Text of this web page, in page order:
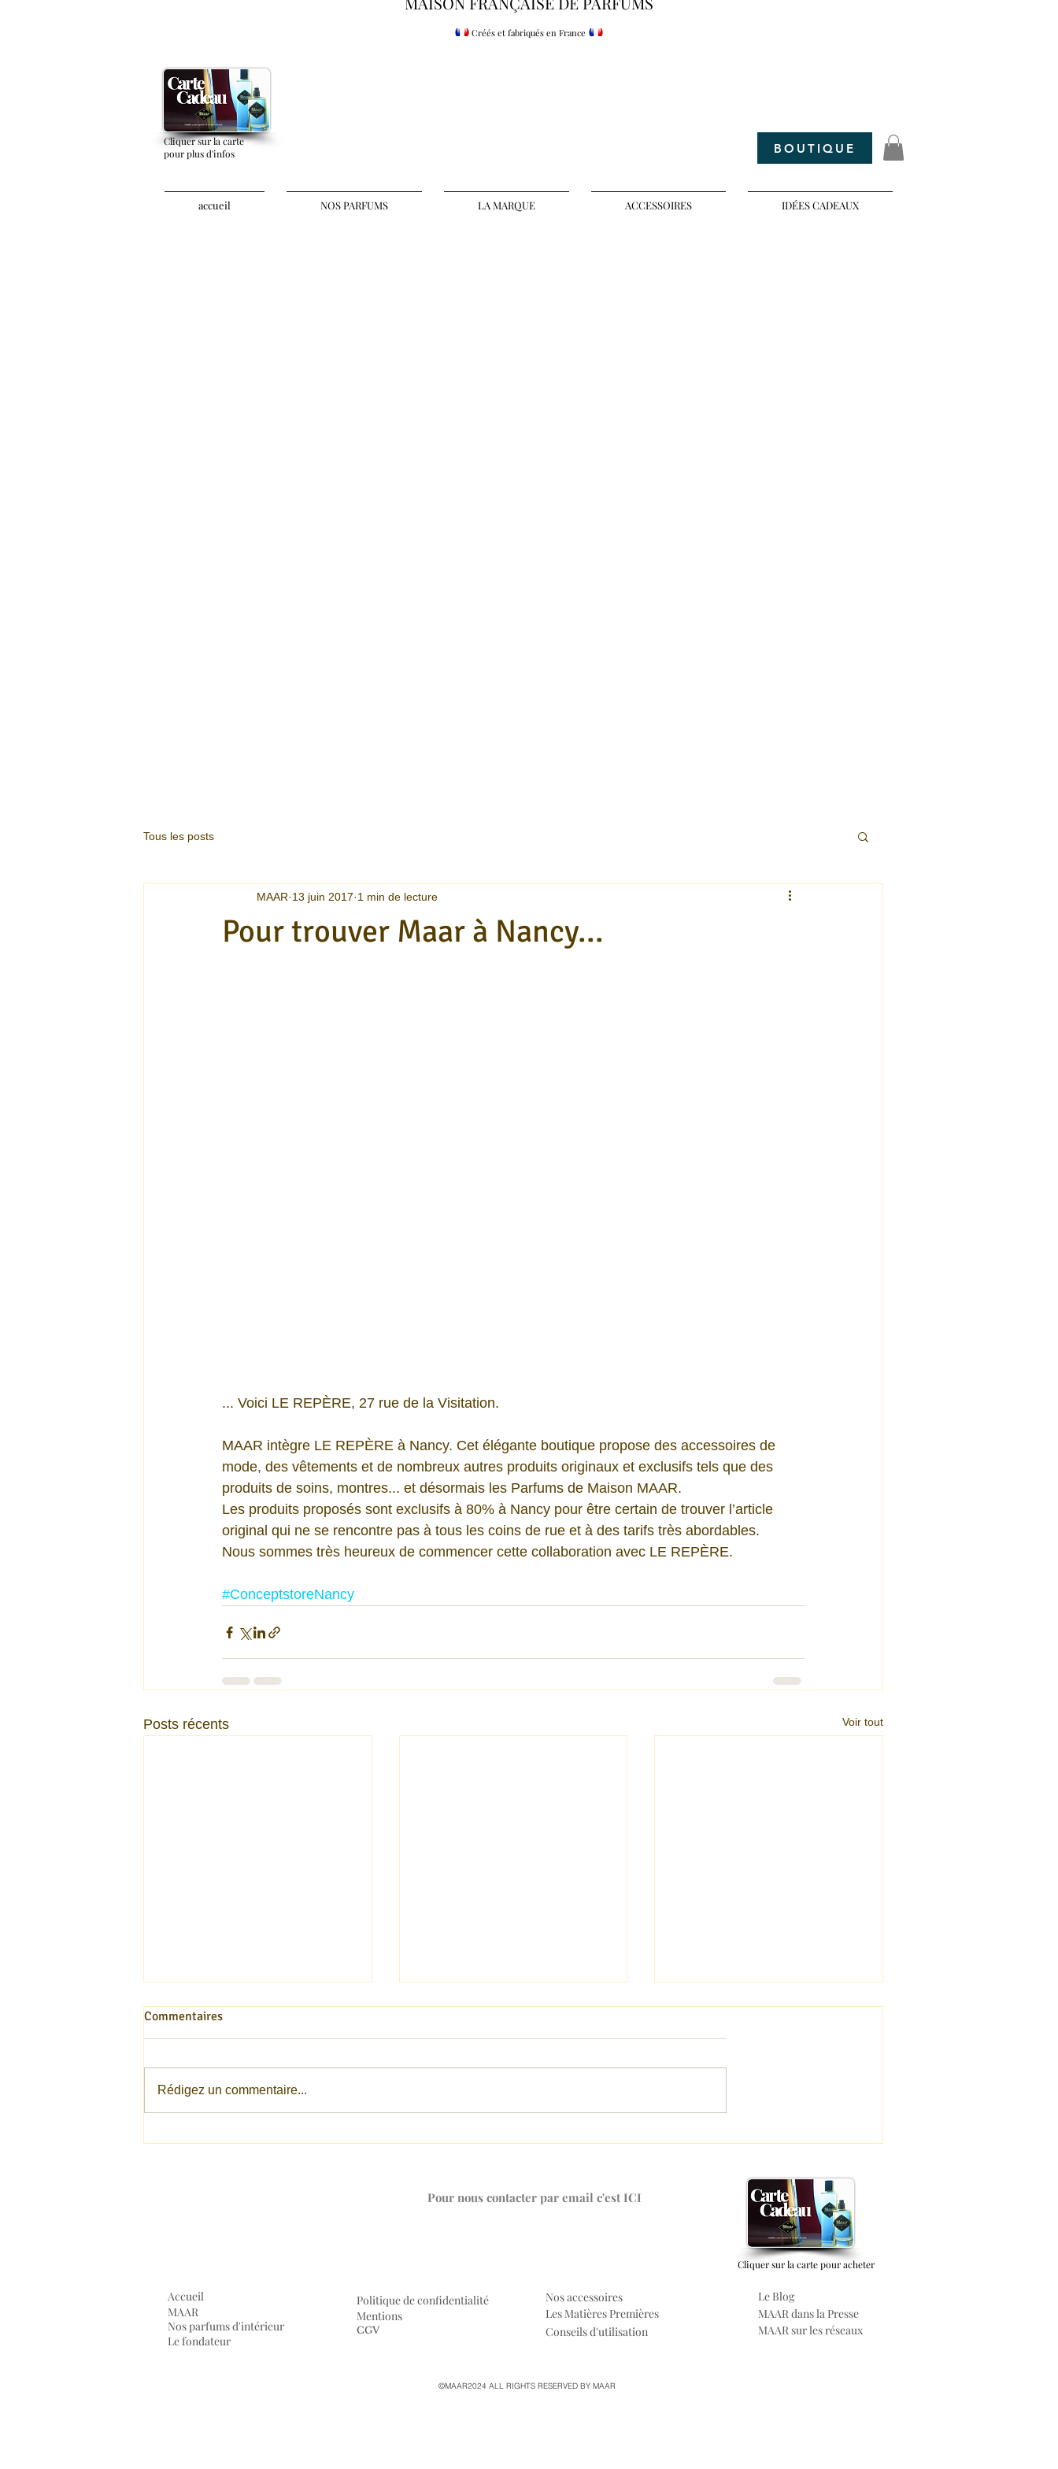
Cliquer sur la carte
pour plus d'infos
Maar Parfum d'intérieur
Créés et fabriqués en France
BOUTIQUE
accueil NOS PARFUMS LA MARQUE ACCESSOIRES IDÉES CADEAUX
Tous les posts
Pour trouver Maar à Nancy...
MAAR 13 juin 2017 1 min de lecture
... Voici LE REPÈRE, 27 rue de la Visitation.
MAAR intègre LE REPÈRE à Nancy. Cet élégante boutique propose des accessoires de
mode, des vêtements et de nombreux autres produits originaux et exclusifs tels que des
produits de soins, montres... et désormais les Parfums de Maison MAAR.
Les produits proposés sont exclusifs à 80% à Nancy pour être certain de trouver l’article
original qui ne se rencontre pas à tous les coins de rue et à des tarifs très abordables.
Nous sommes très heureux de commencer cette collaboration avec LE REPÈRE.
#ConceptstoreNancy
Posts récents Voir tout
Commentaires
Rédigez un commentaire...
Pour nous contacter par email c'est ICI
Cliquer sur la carte pour acheter
Le fondateur
Nos parfums d'intérieur
MAAR
Accueil
CGV
Mentions
Politique de confidentialité
Les Matières Premières
Nos accessoires
Conseils d'utilisation
Le Blog
MAAR sur les réseaux
MAAR dans la Presse
©MAAR2024 ALL RIGHTS RESERVED BY MAAR